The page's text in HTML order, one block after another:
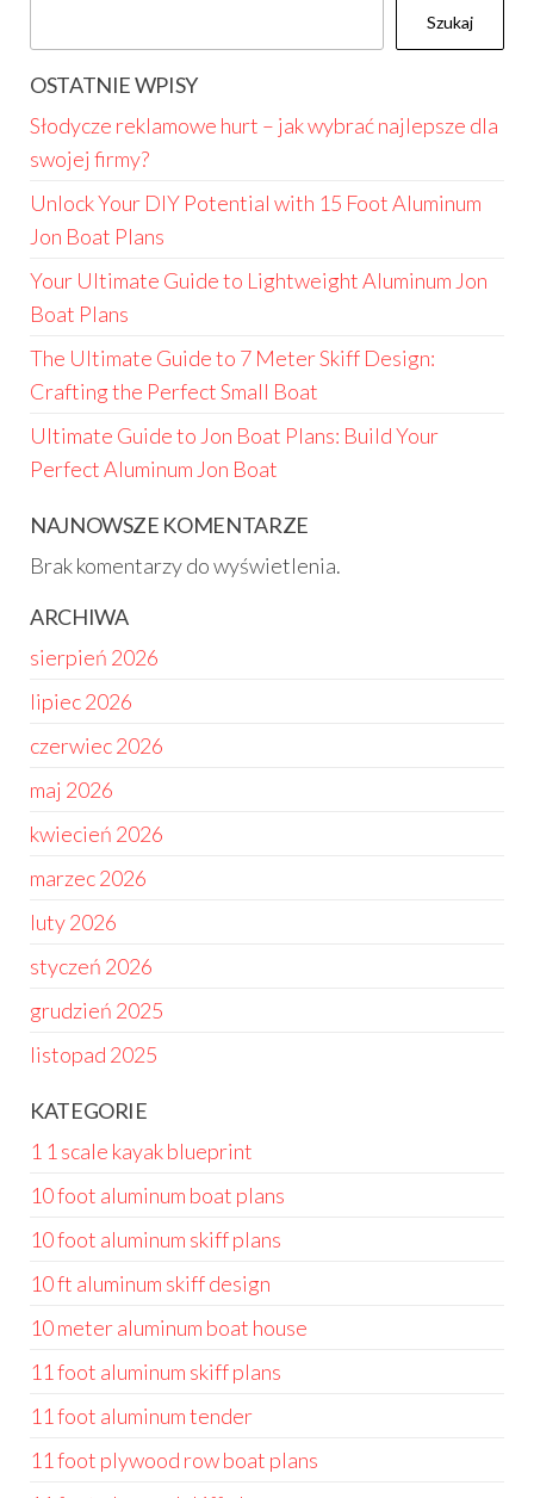
Szukaj
OSTATNIE WPISY
Słodycze reklamowe hurt – jak wybrać najlepsze dla
swojej firmy?
Unlock Your DIY Potential with 15 Foot Aluminum
Jon Boat Plans
Your Ultimate Guide to Lightweight Aluminum Jon
Boat Plans
The Ultimate Guide to 7 Meter Skiff Design:
Crafting the Perfect Small Boat
Ultimate Guide to Jon Boat Plans: Build Your
Perfect Aluminum Jon Boat
NAJNOWSZE KOMENTARZE
Brak komentarzy do wyświetlenia.
ARCHIWA
sierpień 2026
lipiec 2026
czerwiec 2026
maj 2026
kwiecień 2026
marzec 2026
luty 2026
styczeń 2026
grudzień 2025
listopad 2025
KATEGORIE
1 1 scale kayak blueprint
10 foot aluminum boat plans
10 foot aluminum skiff plans
10 ft aluminum skiff design
10 meter aluminum boat house
11 foot aluminum skiff plans
11 foot aluminum tender
11 foot plywood row boat plans